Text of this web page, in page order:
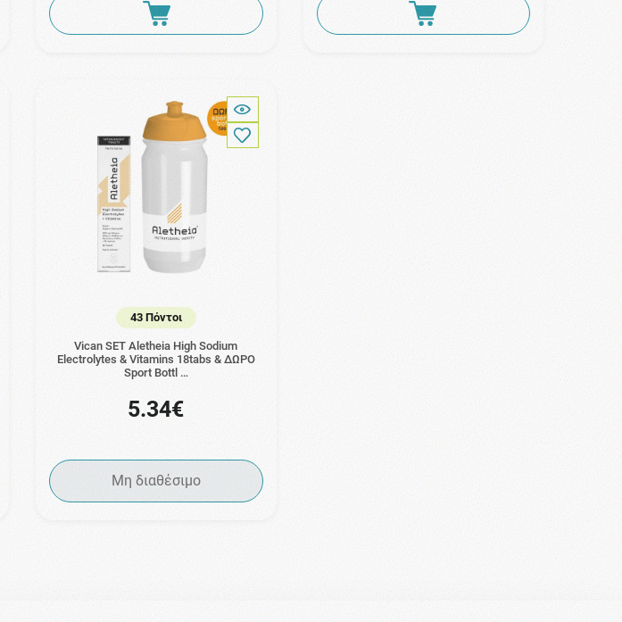
43 Πόντοι
Vican SET Aletheia High Sodium
Electrolytes & Vitamins 18tabs & ΔΩΡΟ
Sport Bottl …
5.34€
Μη διαθέσιμο